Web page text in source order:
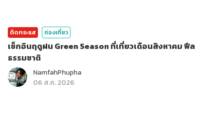
ติดกระแส ท่องเที่ยว
เช็กอินฤดูฝน Green Season ที่เที่ยวเดือนสิงหาคม ฟีล
ธรรมชาติ
NamfahPhupha
06 ส.ค. 2026